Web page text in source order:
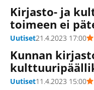
Kirjasto- ja
toimeen ei
Uutiset21.4.2023 17:00
Kunnan
Uutiset11.4.2023 15:00